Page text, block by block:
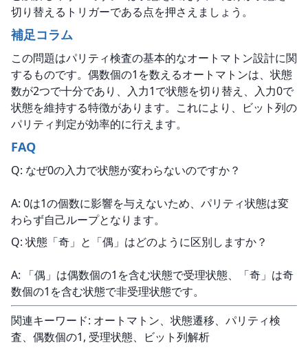
切り替えるトリガーである点を押さえましょう。
補足コラム
この問題はパリティ検査の基本的なオートマトン設計に関
するものです。偶数個の1を数えるオートマトンは、状態
数が2つで十分であり、入力1で状態を切り替え、入力0で
状態を維持する特徴があります。これにより、ビット列の
パリティ判定が効率的に行えます。
FAQ
Q: なぜ0の入力で状態が変わらないのですか？
A: 0は1の個数に影響を与えないため、パリティ状態は変
わらず自己ループとなります。
Q: 状態「奇」と「偶」はどのように区別しますか？
A: 「偶」は偶数個の1を含む状態で受理状態、「奇」は奇
数個の1を含む状態で非受理状態です。
関連キーワード: オートマトン、状態遷移、パリティ検
査、偶数個の1, 受理状態、ビット列解析